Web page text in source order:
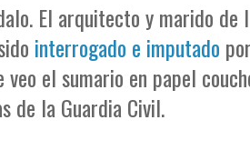
El arquitecto y marido
interrogado e imputado
veo el sumario en papel
de la Guardia Civil.